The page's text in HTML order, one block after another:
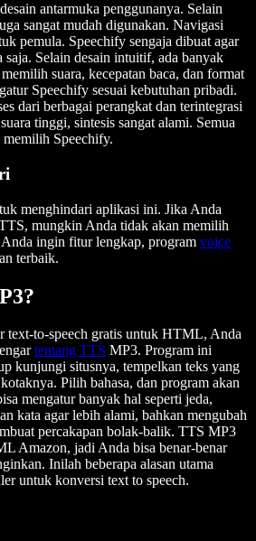
antarmuka penggunanya. Selain
sangat mudah digunakan. Navigasi
pemula. Speechify sengaja dibuat agar
saja. Selain desain intuitif, ada banyak
suara, kecepatan baca, dan format
Speechify sesuai kebutuhan pribadi.
dari berbagai perangkat dan terintegrasi
tinggi, sintesis sangat alami. Semua
Speechify.
menghindari aplikasi ini. Jika Anda
mungkin Anda tidak akan memilih
ingin fitur lengkap, program voice
terbaik.
text-to-speech gratis untuk HTML, Anda
tentang TTS MP3. Program ini
kunjungi situsnya, tempelkan teks yang
Pilih bahasa, dan program akan
mengatur banyak hal seperti jeda,
kata agar lebih alami, bahkan mengubah
percakapan bolak-balik. TTS MP3
Amazon, jadi Anda bisa benar-benar
Inilah beberapa alasan utama
untuk konversi text to speech.